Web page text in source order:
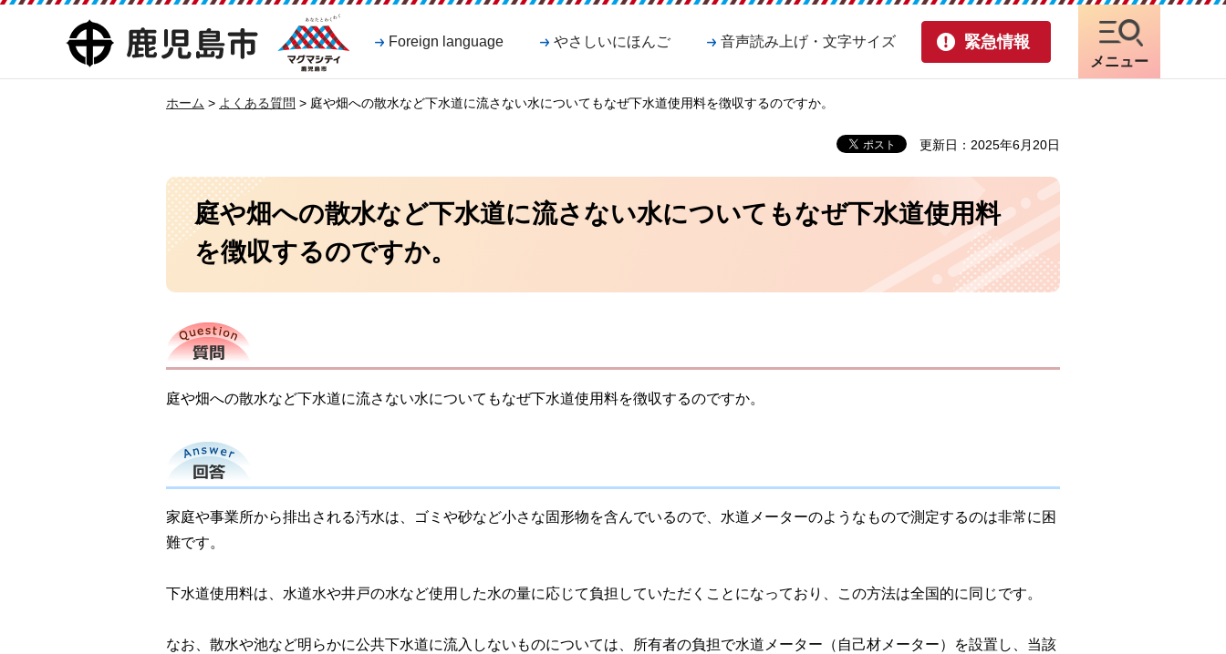
鹿児島市
マグマシティ
鹿児島市
Foreign language やさしいにほんご 音声読み上げ・文字サイズ 緊急情報
メニュー
ホーム > よくある質問 > 庭や畑への散水など下水道に流さない水についてもなぜ下水道使用料を徴収するのですか。
更新日：2025年6月20日
庭や畑への散水など下水道に流さない水についてもなぜ下水道使用料
を徴収するのですか。
質問
庭や畑への散水など下水道に流さない水についてもなぜ下水道使用料を徴収するのですか。
回答
家庭や事業所から排出される汚水は、ゴミや砂など小さな固形物を含んでいるので、水道メーターのようなもので測定するのは非常に困
難です。
下水道使用料は、水道水や井戸の水など使用した水の量に応じて負担していただくことになっており、この方法は全国的に同じです。
なお、散水や池など明らかに公共下水道に流入しないものについては、所有者の負担で水道メーター（自己材メーター）を設置し、当該